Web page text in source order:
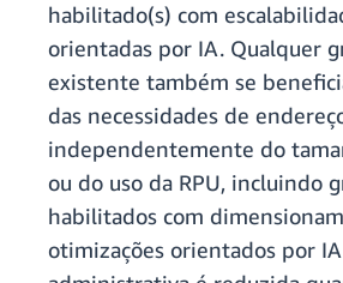
habilitado(s) com
orientadas por IA. Qualquer
existente também se
das necessidades de
independentemente do
ou do uso da RPU, incluindo
habilitados com
otimizações orientados por